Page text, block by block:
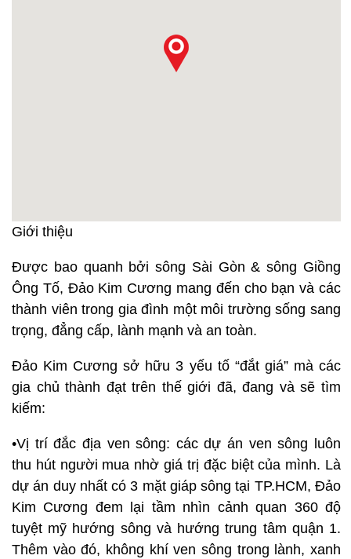
Giới thiệu
Được bao quanh bởi sông Sài Gòn & sông Giồng
Ông Tố, Đảo Kim Cương mang đến cho bạn và các
thành viên trong gia đình một môi trường sống sang
trọng, đẳng cấp, lành mạnh và an toàn.
Đảo Kim Cương sở hữu 3 yếu tố “đắt giá” mà các
gia chủ thành đạt trên thế giới đã, đang và sẽ tìm
kiếm:
•Vị trí đắc địa ven sông: các dự án ven sông luôn
thu hút người mua nhờ giá trị đặc biệt của mình. Là
dự án duy nhất có 3 mặt giáp sông tại TP.HCM, Đảo
Kim Cương đem lại tầm nhìn cảnh quan 360 độ
tuyệt mỹ hướng sông và hướng trung tâm quận 1.
Thêm vào đó, không khí ven sông trong lành, xanh